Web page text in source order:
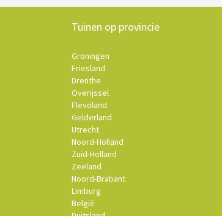
Tuinen op provincie
Groningen
Friesland
Drenthe
Overijssel
Flevoland
Gelderland
Utrecht
Noord-Holland
Zuid-Holland
Zeeland
Noord-Brabant
Limburg
België